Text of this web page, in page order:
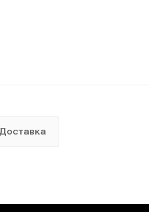
Доставка